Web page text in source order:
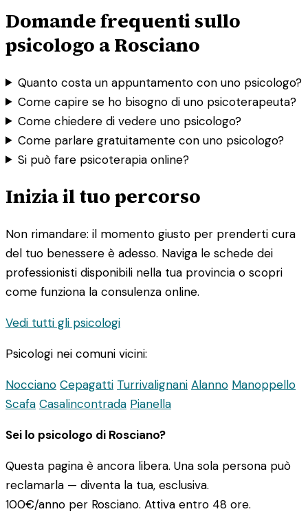
Domande frequenti sullo
psicologo a Rosciano
Quanto costa un appuntamento con uno psicologo?
Come capire se ho bisogno di uno psicoterapeuta?
Come chiedere di vedere uno psicologo?
Come parlare gratuitamente con uno psicologo?
Si può fare psicoterapia online?
Inizia il tuo percorso
Non rimandare: il momento giusto per prenderti cura
del tuo benessere è adesso. Naviga le schede dei
professionisti disponibili nella tua provincia o scopri
come funziona la consulenza online.
Vedi tutti gli psicologi
Psicologi nei comuni vicini:
Nocciano Cepagatti Turrivalignani Alanno Manoppello
Scafa Casalincontrada Pianella
Sei lo psicologo di Rosciano?
Questa pagina è ancora libera. Una sola persona può
reclamarla — diventa la tua, esclusiva.
100€/anno per Rosciano. Attiva entro 48 ore.